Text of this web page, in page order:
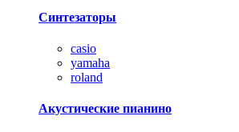
Синтезаторы
casio
yamaha
roland
Акустические пианино